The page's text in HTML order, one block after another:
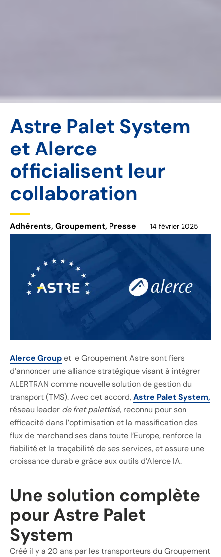
Astre Palet System
et Alerce
officialisent leur
collaboration
Adhérents,Groupement, Presse 14 février 2025
Alerce Groupet le Groupement Astre sont fiers
d’annoncer une alliance stratégique visant à intégrer
ALERTRAN comme nouvelle solution de gestion du
transport (TMS). Avec cet accord,Astre Palet System,
réseau leader de fret palettisé, reconnu pour son
efficacité dans l’optimisation et la massification des
flux de marchandises dans toute l’Europe, renforce la
fiabilité et la traçabilité de ses services, et assure une
croissance durable grâce aux outils d’Alerce IA.
Une solution complète
pour Astre Palet
System
Créé il y a 20 ans par les transporteurs du Groupement